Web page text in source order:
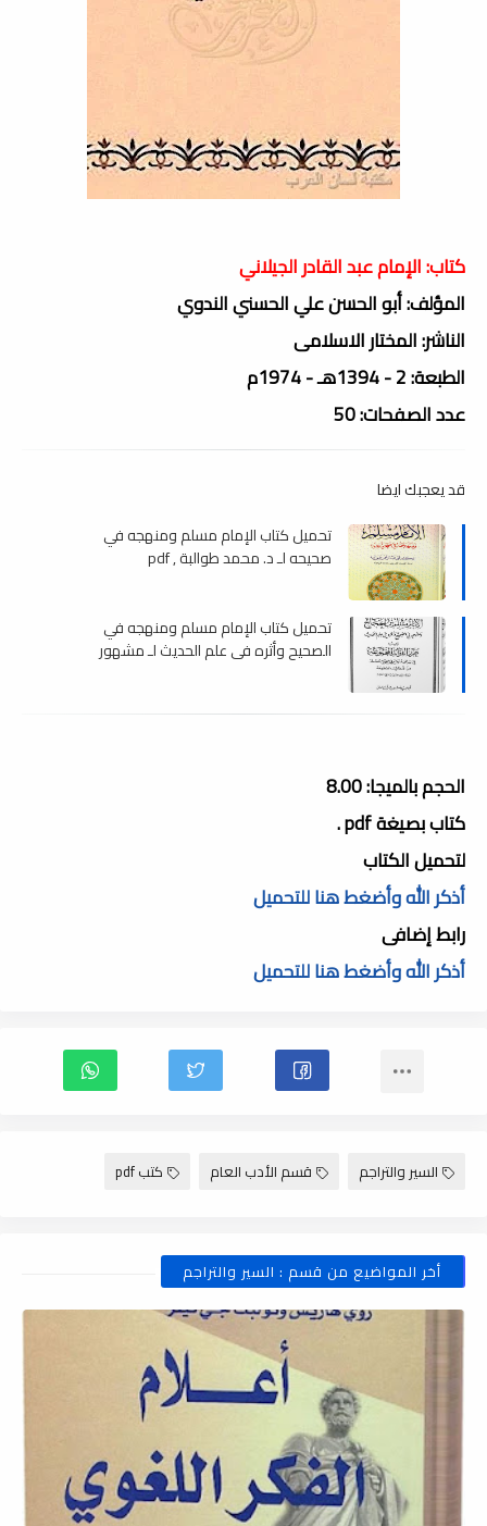
كتاب: الإمام عبد القادر الجيلاني
المؤلف: أبو الحسن علي الحسني الندوي
الناشر: المختار الاسلامى
الطبعة: 2 - 1394هـ - 1974م
عدد الصفحات: 50
قد يعجبك ايضا
تحميل كتاب الإمام مسلم ومنهجه في
صحيحه لـ د. محمد طوالبة , pdf
تحميل كتاب الإمام مسلم ومنهجه في
الصحيح وأثره في علم الحديث لـ مشهور
الحجم بالميجا: 8.00
كتاب بصيغة pdf .
لتحميل الكتاب
أذكر الله وأضغط هنا للتحميل
رابط إضافى
أذكر الله وأضغط هنا للتحميل
السير والتراجم قسم الأدب العام كتب pdf
أخر المواضيع من قسم : السير والتراجم